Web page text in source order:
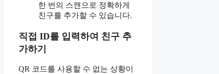
한 번의 스캔으로 정확하게
친구를 추가할 수 있습니다.
직접 ID를 입력하여 친구 추
가하기
QR 코드를 사용할 수 없는 상황이